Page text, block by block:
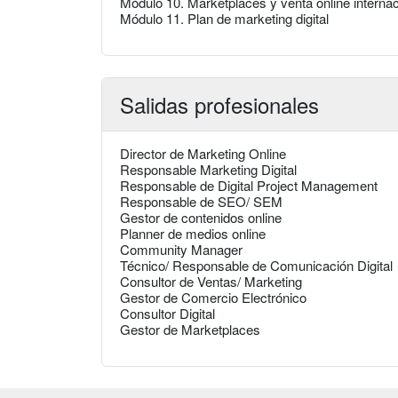
Módulo 11. Plan de marketing digital
Salidas profesionales
Director de Marketing Online
Responsable Marketing Digital
Responsable de Digital Project Management
Responsable de SEO/ SEM
Gestor de contenidos online
Planner de medios online
Community Manager
Técnico/ Responsable de Comunicación Digital
Consultor de Ventas/ Marketing
Gestor de Comercio Electrónico
Consultor Digital
Gestor de Marketplaces